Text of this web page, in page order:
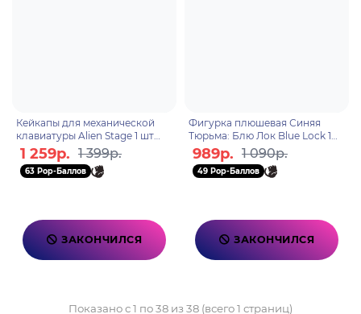
Кейкапы для механической
клавиатуры Alien Stage 1 шт
blind box 6972797300288
1 259р. 1 399р.
63 Pop-Баллов
ЗАКОНЧИЛСЯ
Фигурка плюшевая Синяя
Тюрьма: Блю Лок Blue Lock 1
шт blind box N12005
989р. 1 090р.
49 Pop-Баллов
ЗАКОНЧИЛСЯ
Показано с 1 по 38 из 38 (всего 1 страниц)